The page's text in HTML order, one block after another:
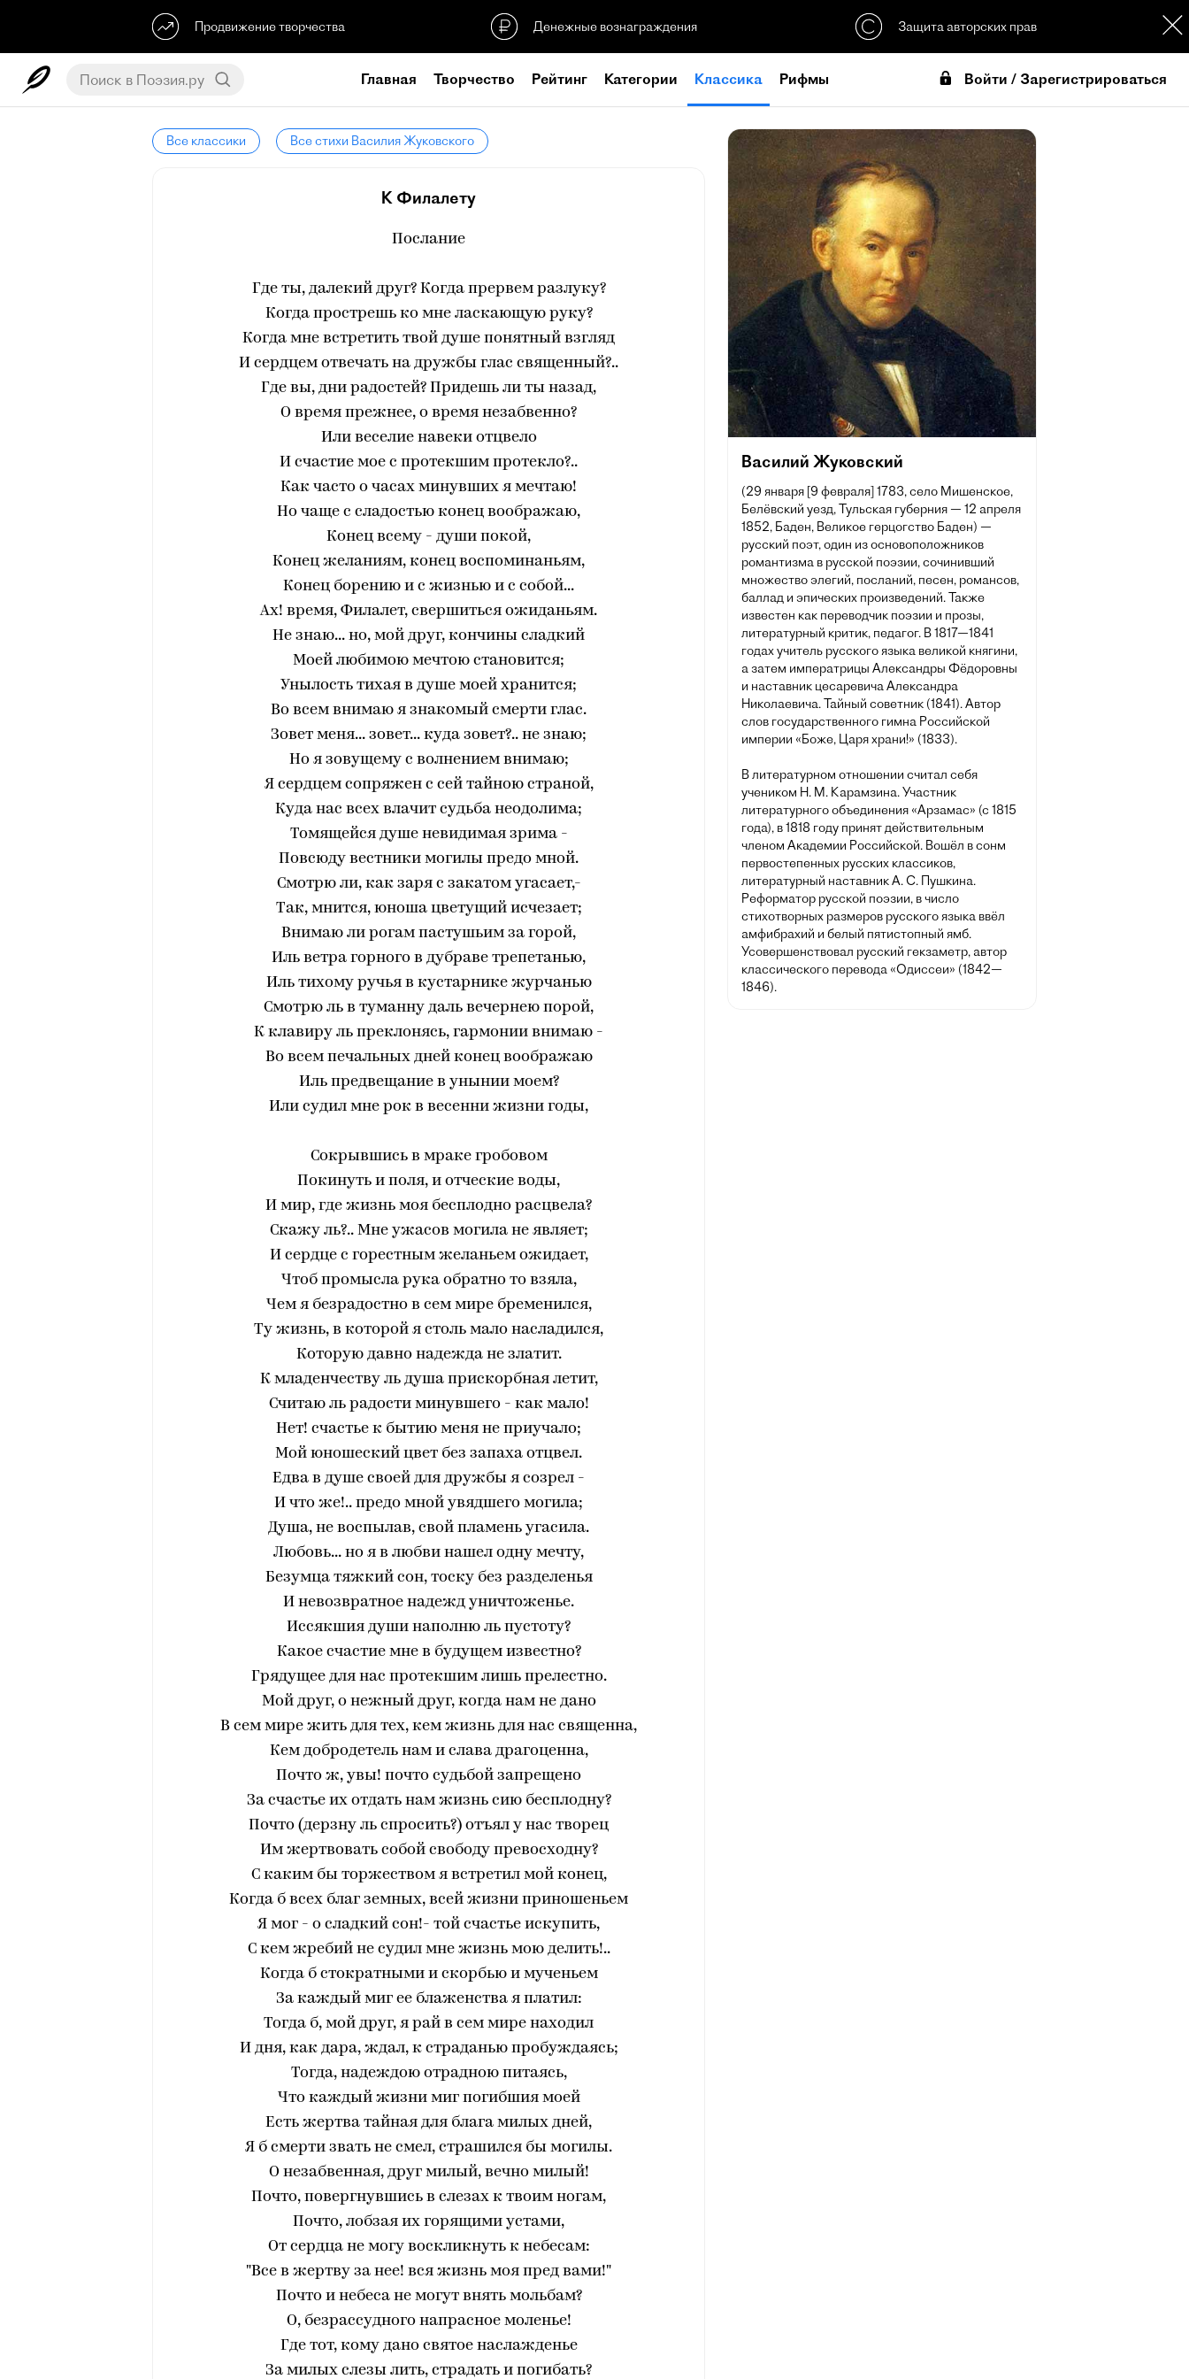
Продвижение творчества Денежные вознаграждения Защита авторских прав
Главная Творчество Рейтинг Категории Классика Рифмы Войти / Зарегистрироваться
Все классики Все стихи Василия Жуковского
К Филалету
Послание
Где ты, далекий друг? Когда прервем разлуку?
Когда прострешь ко мне ласкающую руку?
Когда мне встретить твой душе понятный взгляд
И сердцем отвечать на дружбы глас священный?..
Где вы, дни радостей? Придешь ли ты назад,
О время прежнее, о время незабвенно?
Или веселие навеки отцвело
И счастие мое с протекшим протекло?..
Как часто о часах минувших я мечтаю!
Но чаще с сладостью конец воображаю,
Конец всему - души покой,
Конец желаниям, конец воспоминаньям,
Конец борению и с жизнью и с собой...
Ах! время, Филалет, свершиться ожиданьям.
Не знаю... но, мой друг, кончины сладкий
Моей любимою мечтою становится;
Унылость тихая в душе моей хранится;
Во всем внимаю я знакомый смерти глас.
Зовет меня... зовет... куда зовет?.. не знаю;
Но я зовущему с волнением внимаю;
Я сердцем сопряжен с сей тайною страной,
Куда нас всех влачит судьба неодолима;
Томящейся душе невидимая зрима -
Повсюду вестники могилы предо мной.
Смотрю ли, как заря с закатом угасает,-
Так, мнится, юноша цветущий исчезает;
Внимаю ли рогам пастушьим за горой,
Иль ветра горного в дубраве трепетанью,
Иль тихому ручья в кустарнике журчанью
Смотрю ль в туманну даль вечернею порой,
К клавиру ль преклонясь, гармонии внимаю -
Во всем печальных дней конец воображаю
Иль предвещание в унынии моем?
Или судил мне рок в весенни жизни годы,
Сокрывшись в мраке гробовом
Покинуть и поля, и отческие воды,
И мир, где жизнь моя бесплодно расцвела?
Скажу ль?.. Мне ужасов могила не являет;
И сердце с горестным желаньем ожидает,
Чтоб промысла рука обратно то взяла,
Чем я безрадостно в сем мире бременился,
Ту жизнь, в которой я столь мало насладился,
Которую давно надежда не златит.
К младенчеству ль душа прискорбная летит,
Считаю ль радости минувшего - как мало!
Нет! счастье к бытию меня не приучало;
Мой юношеский цвет без запаха отцвел.
Едва в душе своей для дружбы я созрел -
И что же!.. предо мной увядшего могила;
Душа, не воспылав, свой пламень угасила.
Любовь... но я в любви нашел одну мечту,
Безумца тяжкий сон, тоску без разделенья
И невозвратное надежд уничтоженье.
Иссякшия души наполню ль пустоту?
Какое счастие мне в будущем известно?
Грядущее для нас протекшим лишь прелестно.
Мой друг, о нежный друг, когда нам не дано
В сем мире жить для тех, кем жизнь для нас священна,
Кем добродетель нам и слава драгоценна,
Почто ж, увы! почто судьбой запрещено
За счастье их отдать нам жизнь сию бесплодну?
Почто (дерзну ль спросить?) отъял у нас творец
Им жертвовать собой свободу превосходну?
С каким бы торжеством я встретил мой конец,
Когда б всех благ земных, всей жизни приношеньем
Я мог - о сладкий сон!- той счастье искупить,
С кем жребий не судил мне жизнь мою делить!..
Когда б стократными и скорбью и мученьем
За каждый миг ее блаженства я платил:
Тогда б, мой друг, я рай в сем мире находил
И дня, как дара, ждал, к страданью пробуждаясь;
Тогда, надеждою отрадною питаясь,
Что каждый жизни миг погибшия моей
Есть жертва тайная для блага милых дней,
Я б смерти звать не смел, страшился бы могилы.
О незабвенная, друг милый, вечно милый!
Почто, повергнувшись в слезах к твоим ногам,
Почто, лобзая их горящими устами,
От сердца не могу воскликнуть к небесам:
"Все в жертву за нее! вся жизнь моя пред вами!"
Почто и небеса не могут внять мольбам?
О, безрассудного напрасное моленье!
Где тот, кому дано святое наслажденье
За милых слезы лить, страдать и погибать?
Василий Жуковский
(29 января [9 февраля] 1783, село Мишенское,
Белёвский уезд, Тульская губерния — 12 апреля
1852, Баден, Великое герцогство Баден) —
русский поэт, один из основоположников
романтизма в русской поэзии, сочинивший
множество элегий, посланий, песен, романсов,
баллад и эпических произведений. Также
известен как переводчик поэзии и прозы,
литературный критик, педагог. В 1817—1841
годах учитель русского языка великой княгини,
а затем императрицы Александры Фёдоровны
и наставник цесаревича Александра
Николаевича. Тайный советник (1841). Автор
слов государственного гимна Российской
империи «Боже, Царя храни!» (1833).
В литературном отношении считал себя
учеником Н. М. Карамзина. Участник
литературного объединения «Арзамас» (с 1815
года), в 1818 году принят действительным
членом Академии Российской. Вошёл в сонм
первостепенных русских классиков,
литературный наставник А. С. Пушкина.
Реформатор русской поэзии, в число
стихотворных размеров русского языка ввёл
амфибрахий и белый пятистопный ямб.
Усовершенствовал русский гекзаметр, автор
классического перевода «Одиссеи» (1842—
1846).